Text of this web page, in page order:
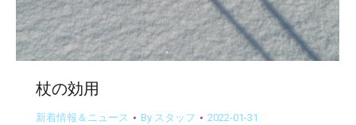
杖の効用
新着情報＆ニュース By スタッフ 2022-01-31